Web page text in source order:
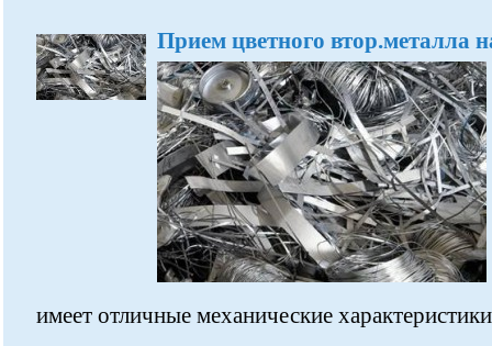
Прием цветного втор.металла
имеет отличные механические